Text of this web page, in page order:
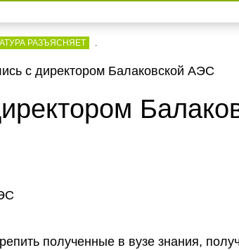
РАЗЪЯСНЯЕТ .
с директором Балаковской АЭС
полученные в вузе знания,